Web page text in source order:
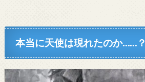
本当に天使は現れたのか……？